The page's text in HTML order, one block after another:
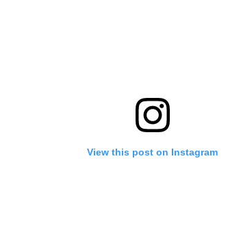
View this post on Instagram